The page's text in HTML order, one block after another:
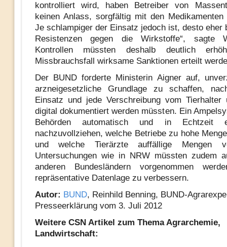
kontrolliert wird, haben Betreiber von
keinen Anlass, sorgfältig mit den Medikamenten
Je schlampiger der Einsatz jedoch ist, desto eher
Resistenzen gegen die Wirkstoffe“, sagte
Kontrollen müssten deshalb deutlich
Missbrauchsfall wirksame Sanktionen erteilt
Der BUND forderte Ministerin Aigner auf,
arzneigesetzliche Grundlage zu schaffen,
Einsatz und jede Verschreibung vom Tierhalter
digital dokumentiert werden müssten. Ein
Behörden automatisch und in Echtzeit
nachzuvollziehen, welche Betriebe zu hohe
und welche Tierärzte auffällige Mengen
Untersuchungen wie in NRW müssten zudem
anderen Bundesländern vorgenommen
repräsentative Datenlage zu verbessern.
Autor: BUND, Reinhild Benning, BUND-
Presseerklärung vom 3. Juli 2012
Weitere CSN Artikel zum Thema Agrarchemie,
Landwirtschaft: